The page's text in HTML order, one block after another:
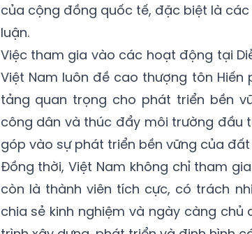
của cộng đồng quốc tế, đặc biệt là
luận.
Việc tham gia vào các hoạt động tại
Việt Nam luôn đề cao thượng tôn
tảng quan trọng cho phát triển bền
công dân và thúc đẩy môi trường đầu
góp vào sự phát triển bền vững của đất
Đồng thời, Việt Nam không chỉ tham
còn là thành viên tích cực, có trách
chia sẻ kinh nghiệm và ngày càng